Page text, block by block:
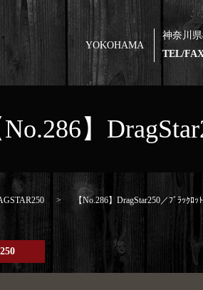
YOKOHAMA
神奈川
TEL/
No.286】
【No.286】DragStar250／ﾌﾞﾗｯｸﾛｯ